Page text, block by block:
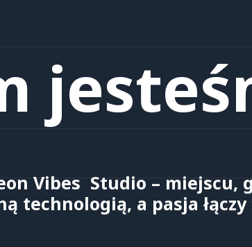
Vibes Studio – miejscu,
technologią, a pasja